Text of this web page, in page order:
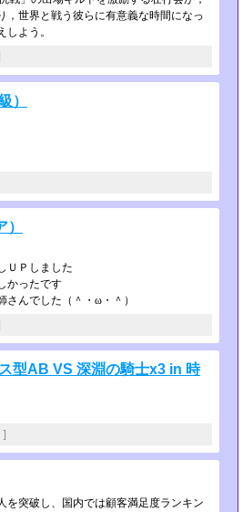
，世界と戦う彼らに有意義な時間になっ
よう。
）
ＵＰしました
かったです
んでした（＾・ω・＾­）
型AB VS 深淵の騎士x3 in 時
]
を突破し、国内では­顧客満足度ランキン